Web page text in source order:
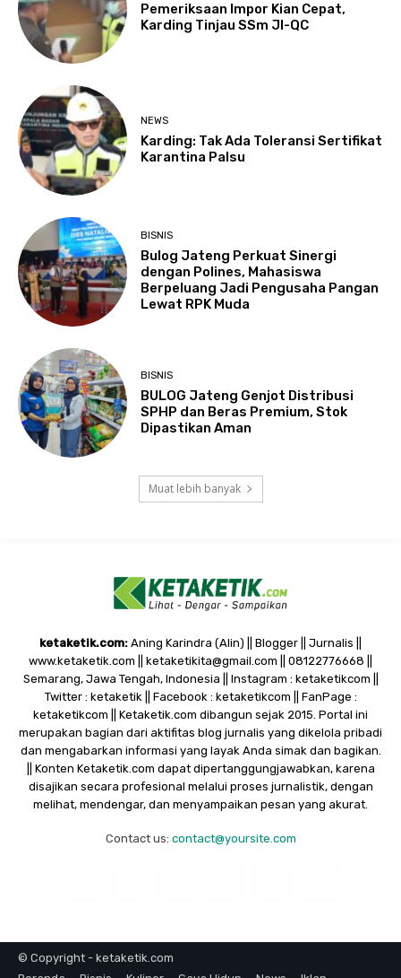
Pemeriksaan Impor Kian Cepat,
Karding Tinjau SSm JI-QC
NEWS
Karding: Tak Ada Toleransi Sertifikat
Karantina Palsu
BISNIS
Bulog Jateng Perkuat Sinergi
dengan Polines, Mahasiswa
Berpeluang Jadi Pengusaha Pangan
Lewat RPK Muda
BISNIS
BULOG Jateng Genjot Distribusi
SPHP dan Beras Premium, Stok
Dipastikan Aman
Muat lebih banyak
ketaketik.com: Aning Karindra (Alin) || Blogger || Jurnalis ||
www.ketaketik.com || ketaketikita@gmail.com || 08122776668 ||
Semarang, Jawa Tengah, Indonesia || Instagram : ketaketikcom ||
Twitter : ketaketik || Facebook : ketaketikcom || FanPage :
ketaketikcom || Ketaketik.com dibangun sejak 2015. Portal ini
merupakan bagian dari aktifitas blog jurnalis yang dikelola pribadi
dan mengabarkan informasi yang layak Anda simak dan bagikan.
|| Konten Ketaketik.com dapat dipertanggungjawabkan, karena
disajikan secara profesional melalui proses jurnalistik, dengan
melihat, mendengar, dan menyampaikan pesan yang akurat.
Contact us: contact@yoursite.com
© Copyright - ketaketik.com